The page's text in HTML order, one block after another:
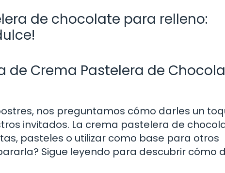
de chocolate para relleno:
de Crema Pastelera de
nos preguntamos cómo darles un
invitados. La crema pastelera de
pasteles o utilizar como base para otros
Sigue leyendo para descubrir cómo